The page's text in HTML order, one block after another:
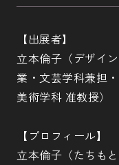
【出展者】
立本倫子（デザイ
業・文芸学科兼担
美術学科 准教授）
【プロフィール】
立本倫子（たちもと